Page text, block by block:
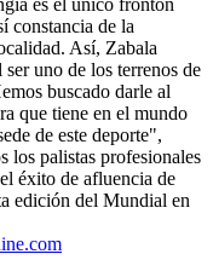
es el único frontón
constancia de la
Así, Zabala
uno de los terrenos de
buscado darle al
que tiene en el mundo
de este deporte",
los palistas profesionales
éxito de afluencia de
edición del Mundial en